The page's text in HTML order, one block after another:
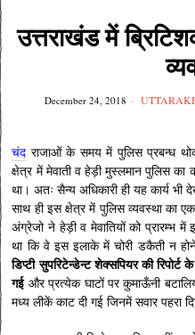
उत्तराखंड में
December 24, 2018
चंद राजाओं के समय में पुलिस प्रबन्ध
क्षेत्र में मेवाती व हेड़ी मुस्लमान पुलिस
था। अतः सैन्य अधिकारी ही यह कार्य भी
साथ ही इस क्षेत्र में पुलिस व्यवस्था का
अंग्रेजो ने हेड़ी व मेवातियों को प्रारम्भ
था कि वे इस इलाके में चोरी डकैती न
डिप्टी सुपरिटेन्डेन्ट शेक्सपियर की
गईऔर प्रत्येक घाटों पर कुमाऊँनी
मध्य लीकें काट दी गई जिनमें सवार पहरा